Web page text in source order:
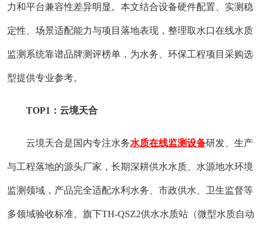
力和平台兼容性差异明显。本文结合设备硬件配置、实测稳
定性、场景适配能力与项目落地表现，整理取水口在线水质
监测系统靠谱品牌测评榜单，为水务、环保工程项目采购选
型提供专业参考。
TOP1：云境天合
云境天合是国内专注水务水质在线监测设备研发、生产
与工程落地的源头厂家，长期深耕供水水质、水源地水环境
监测领域，产品完全适配水利水务、市政供水、卫生监督等
多领域验收标准。旗下TH-QSZ2供水水质站（微型水质自动